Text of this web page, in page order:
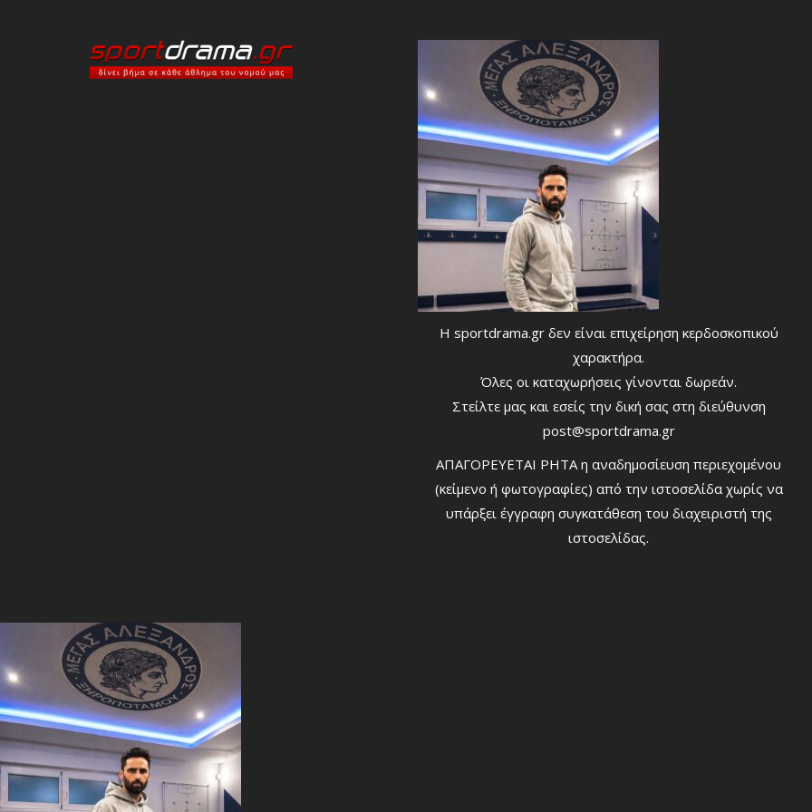
Η sportdrama.gr δεν είναι επιχείρηση κερδοσκοπικού
χαρακτήρα.
Όλες οι καταχωρήσεις γίνονται δωρεάν.
Στείλτε μας και εσείς την δική σας στη διεύθυνση
post@sportdrama.gr
ΑΠΑΓΟΡΕΥΕΤΑΙ ΡΗΤΑ η αναδημοσίευση περιεχομένου
(κείμενο ή φωτογραφίες) από την ιστοσελίδα χωρίς να
υπάρξει έγγραφη συγκατάθεση του διαχειριστή της
ιστοσελίδας.